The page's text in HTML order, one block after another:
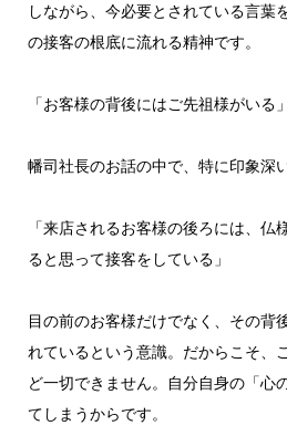
しながら、今必要とされている言葉
の接客の根底に流れる精神です。
「お客様の背後にはご先祖様がいる
幡司社長のお話の中で、特に印象深
「来店されるお客様の後ろには、仏
ると思って接客をしている」
目の前のお客様だけでなく、その背
れているという意識。だからこそ、
ど一切できません。自分自身の「心
てしまうからです。